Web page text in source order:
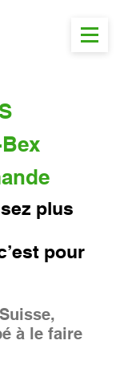
plus
pour
à le faire